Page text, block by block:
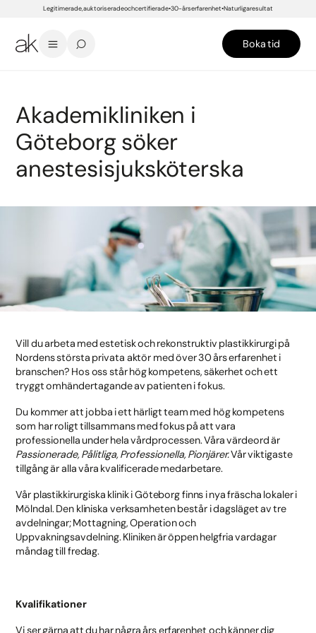
Legitimerade, auktoriserade och certifierade 30-års erfarenhet Naturliga resultat
Boka tid
Akademikliniken i
Göteborg söker
anestesisjuksköterska
Vill du arbeta med estetisk och rekonstruktiv plastikkirurgi på
Nordens största privata aktör med över 30 års erfarenhet i
branschen? Hos oss står hög kompetens, säkerhet och ett
tryggt omhändertagande av patienten i fokus.
Du kommer att jobba i ett härligt team med hög kompetens
som har roligt tillsammans med fokus på att vara
professionella under hela vårdprocessen. Våra värdeord är
Passionerade, Pålitliga, Professionella, Pionjärer.Vår viktigaste
tillgång är alla våra kvalificerade medarbetare.
Vår plastikkirurgiska klinik i Göteborg finns i nya fräscha lokaler i
Mölndal. Den kliniska verksamheten består i dagsläget av tre
avdelningar; Mottagning, Operation och
Uppvakningsavdelning. Kliniken är öppen helgfria vardagar
måndag till fredag.
Kvalifikationer
Vi ser gärna att du har några års erfarenhet och känner dig